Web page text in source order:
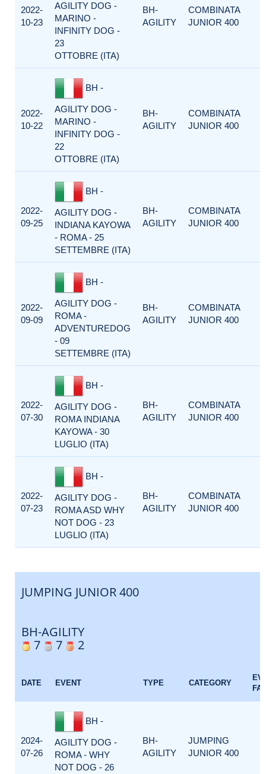
2022-
10-23
AGILITY DOG -
MARINO -
INFINITY DOG -
23
OTTOBRE (ITA)
BH-
AGILITY
COMBINATA
JUNIOR 400
2022-
10-22
BH -
AGILITY DOG -
MARINO -
INFINITY DOG -
22
OTTOBRE (ITA)
BH-
AGILITY
COMBINATA
JUNIOR 400
2022-
09-25
BH -
AGILITY DOG -
INDIANA KAYOWA
- ROMA - 25
SETTEMBRE (ITA)
BH-
AGILITY
COMBINATA
JUNIOR 400
2022-
09-09
BH -
AGILITY DOG -
ROMA -
ADVENTUREDOG
- 09
SETTEMBRE (ITA)
BH-
AGILITY
COMBINATA
JUNIOR 400
2022-
07-30
BH -
AGILITY DOG -
ROMA INDIANA
KAYOWA - 30
LUGLIO (ITA)
BH-
AGILITY
COMBINATA
JUNIOR 400
2022-
07-23
BH -
AGILITY DOG -
ROMA ASD WHY
NOT DOG - 23
LUGLIO (ITA)
BH-
AGILITY
COMBINATA
JUNIOR 400
JUMPING JUNIOR 400
BH-AGILITY
7
7 2
DATE EVENT TYPE CATEGORY
2024-
07-26
BH -
AGILITY DOG -
ROMA - WHY
NOT DOG - 26
BH-
AGILITY
JUMPING
JUNIOR 400